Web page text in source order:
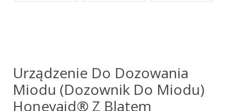
Urządzenie Do Dozowania
Miodu (dozownik Do Miodu)
Honeyaid® Z Blatem